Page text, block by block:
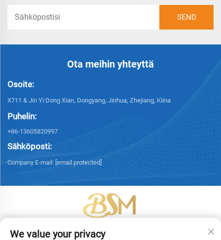
Ota meihin yhteyttä
Osoite:
X711 & Jin Yi Dong Xian, Dongyang, Jinhua, Zhejiang, Kiina
Puhelin:
+86-13605820997
Sähköposti:
Company E-mail: [email protected]
Tekijänoikeus © 2026 Yiwu Bingsheng Packaging Technology Co., Ltd.
Kaikki oikeudet pidätetään. -Tietosuojakäytäntö
We value your privacy